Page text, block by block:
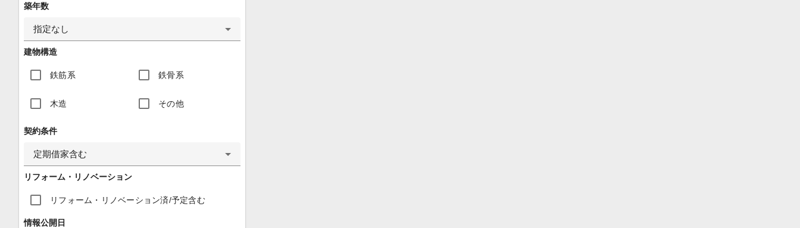
築年数
指定なし
建物構造
鉄筋系 鉄骨系
木造 その他
契約条件
定期借家含む
リフォーム・リノベーション
リフォーム・リノベーション済/予定含む
情報公開日